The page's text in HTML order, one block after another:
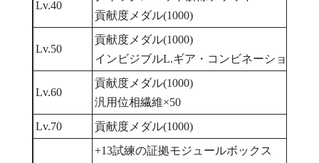
Lv.40
貢献度メダル(1000)
Lv.50
貢献度メダル(1000)
インビジブルL.ギア・コンビネーション[ビ
Lv.60
貢献度メダル(1000)
汎用位相繊維×50
Lv.70
貢献度メダル(1000)
+13試練の証拠モジュールボックス